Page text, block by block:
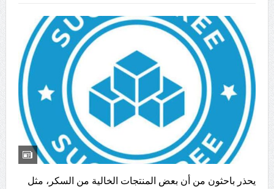
يحذر باحثون من أن بعض المنتجات الخالية من السكر، مثل